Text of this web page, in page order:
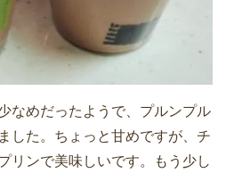
なめだったようで、プルンプル
した。ちょっと甘めですが、チ
リンで美味しいです。もう少し